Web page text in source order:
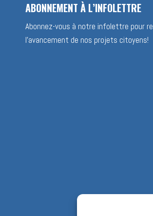
ABONNEMENT À L’INFOLETTRE
Abonnez-vous à notre infolettre pour
l’avancement de nos projets citoyens!